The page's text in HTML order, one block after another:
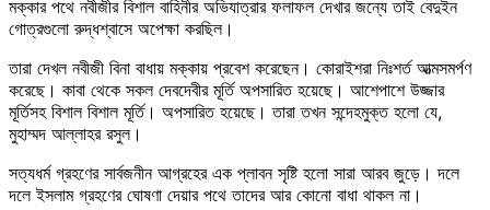
মক্কার পথে নবীজীর বিশাল বাহিনীর অভিযাত্রার ফলাফল দেখার জন্যে তাই বেদুইন
গোত্রগুলো রুদ্ধশ্বাসে অপেক্ষা করছিল।
তারা দেখল নবীজী বিনা বাধায় মক্কায় প্রবেশ করেছেন। কোরাইশরা নিঃশর্ত আত্মসমর্পণ
করেছে। কাবা থেকে সকল দেবদেবীর মূর্তি অপসারিত হয়েছে। আশেপাশে উজ্জার
মূর্তিসহ বিশাল বিশাল মূর্তি। অপসারিত হয়েছে। তারা তখন সন্দেহমুক্ত হলো যে,
মুহাম্মদ আল্লাহর রসুল।
সত্যধর্ম গ্রহণের সার্বজনীন আগ্রহের এক প্লাবন সৃষ্টি হলো সারা আরব জুড়ে। দলে
দলে ইসলাম গ্রহণের ঘোষণা দেয়ার পথে তাদের আর কোনো বাধা থাকল না।